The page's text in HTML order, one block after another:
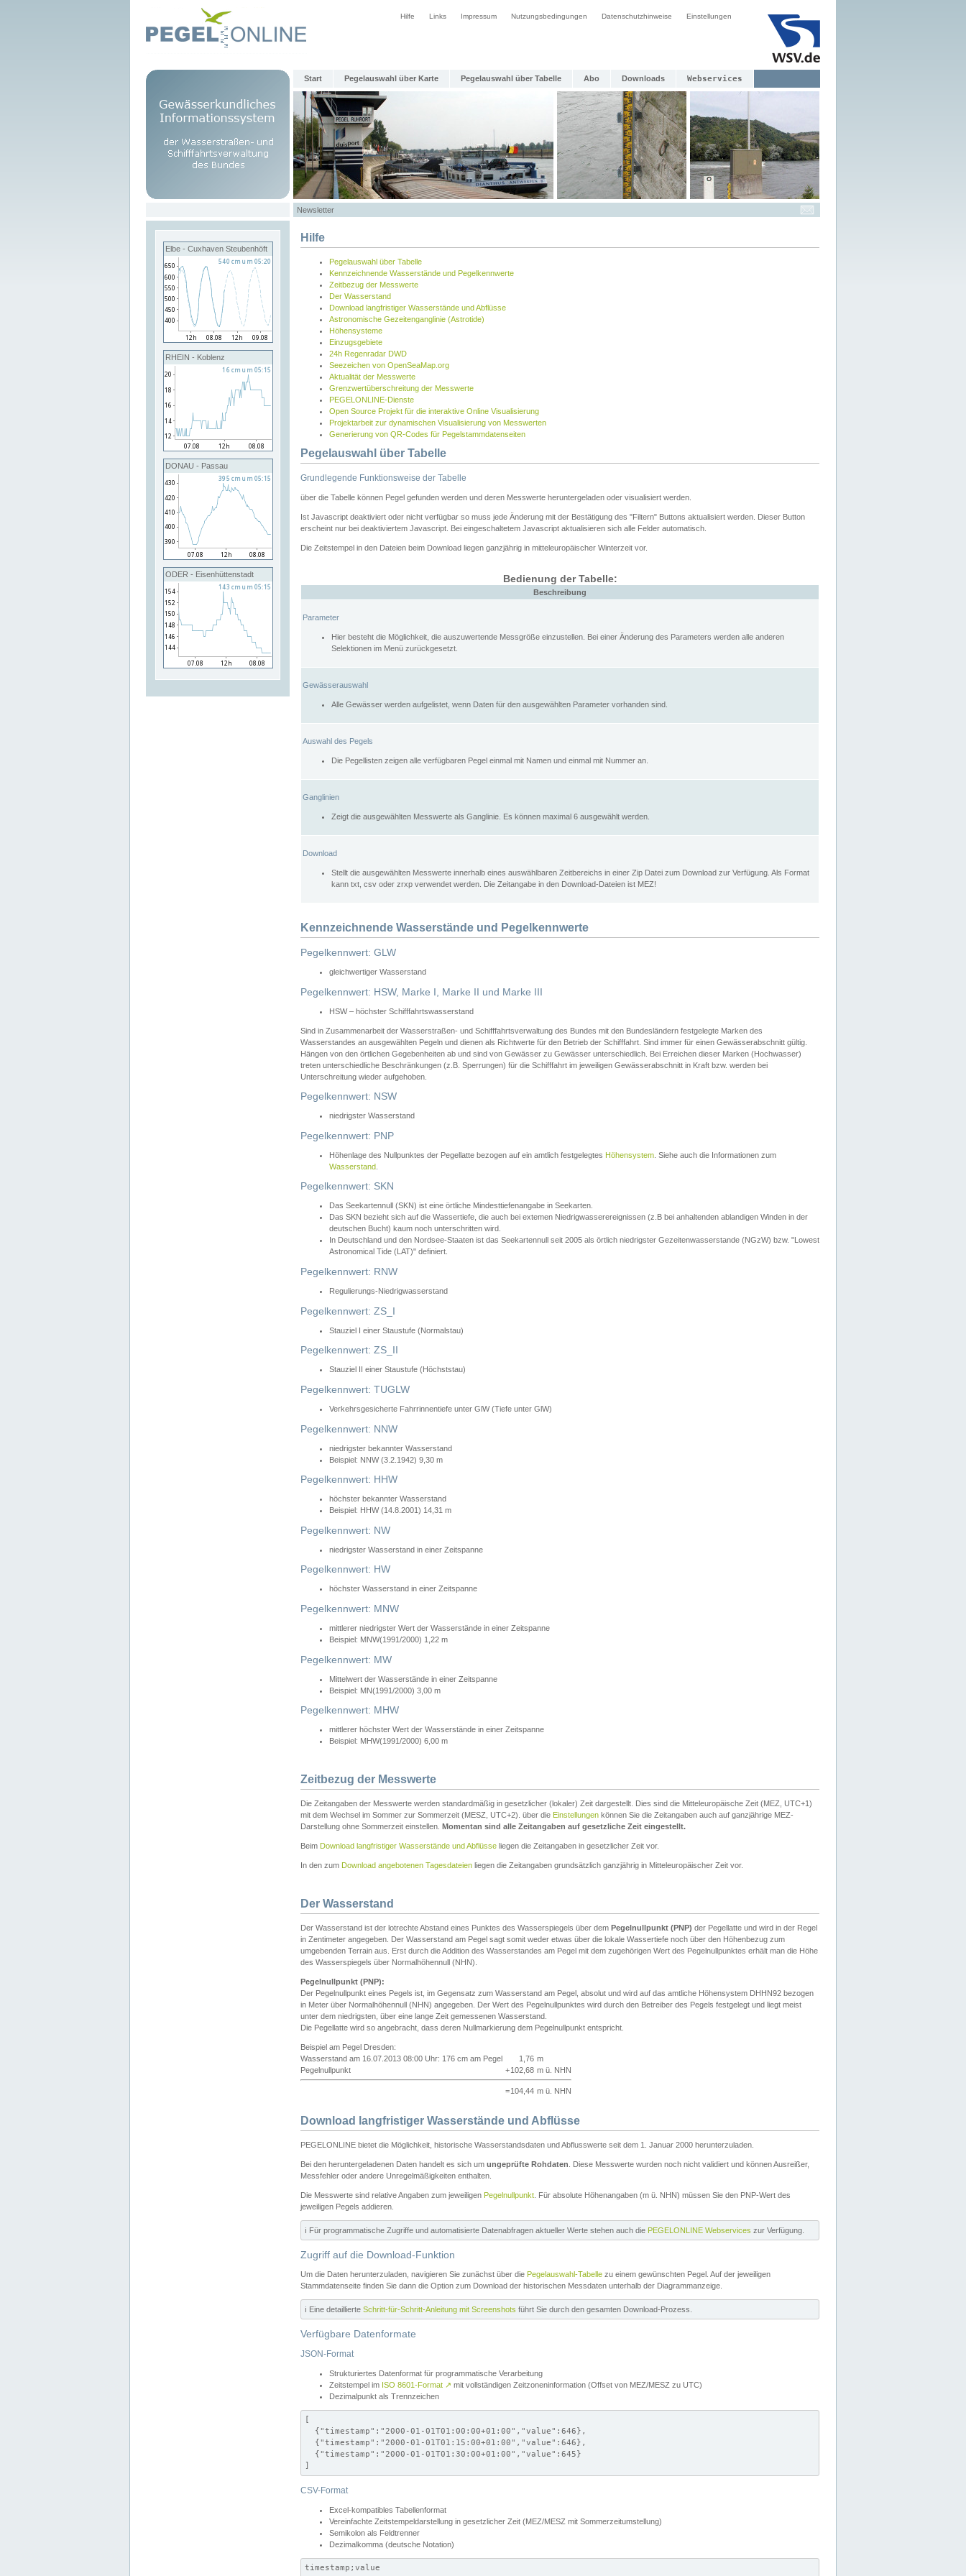
Hilfe Links Impressum Nutzungsbedingungen Datenschutzhinweise Einstellungen
Start Pegelauswahl über Karte Pegelauswahl über Tabelle Abo Downloads Webservices
Newsletter
Elbe - Cuxhaven Steubenhöft
RHEIN - Koblenz
DONAU - Passau
ODER - Eisenhüttenstadt
Hilfe
Pegelauswahl über Tabelle
Kennzeichnende Wasserstände und Pegelkennwerte
Zeitbezug der Messwerte
Der Wasserstand
Download langfristiger Wasserstände und Abflüsse
Astronomische Gezeitenganglinie (Astrotide)
Höhensysteme
Einzugsgebiete
24h Regenradar DWD
Seezeichen von OpenSeaMap.org
Aktualität der Messwerte
Grenzwertüberschreitung der Messwerte
PEGELONLINE-Dienste
Open Source Projekt für die interaktive Online Visualisierung
Projektarbeit zur dynamischen Visualisierung von Messwerten
Generierung von QR-Codes für Pegelstammdatenseiten
Pegelauswahl über Tabelle
Grundlegende Funktionsweise der Tabelle
über die Tabelle können Pegel gefunden werden und deren Messwerte heruntergeladen oder visualisiert werden.
Ist Javascript deaktiviert oder nicht verfügbar so muss jede Änderung mit der Bestätigung des "Filtern" Buttons aktualisiert werden. Dieser Button
erscheint nur bei deaktiviertem Javascript. Bei eingeschaltetem Javascript aktualisieren sich alle Felder automatisch.
Die Zeitstempel in den Dateien beim Download liegen ganzjährig in mitteleuropäischer Winterzeit vor.
Bedienung der Tabelle:
Beschreibung
Parameter
Hier besteht die Möglichkeit, die auszuwertende Messgröße einzustellen. Bei einer Änderung des Parameters werden alle anderen
Selektionen im Menü zurückgesetzt.
Gewässerauswahl
Alle Gewässer werden aufgelistet, wenn Daten für den ausgewählten Parameter vorhanden sind.
Auswahl des Pegels
Die Pegellisten zeigen alle verfügbaren Pegel einmal mit Namen und einmal mit Nummer an.
Ganglinien
Zeigt die ausgewählten Messwerte als Ganglinie. Es können maximal 6 ausgewählt werden.
Download
Stellt die ausgewählten Messwerte innerhalb eines auswählbaren Zeitbereichs in einer Zip Datei zum Download zur Verfügung. Als Format
kann txt, csv oder zrxp verwendet werden. Die Zeitangabe in den Download-Dateien ist MEZ!
Kennzeichnende Wasserstände und Pegelkennwerte
Pegelkennwert: GLW
gleichwertiger Wasserstand
Pegelkennwert: HSW, Marke I, Marke II und Marke III
HSW – höchster Schifffahrtswasserstand
Sind in Zusammenarbeit der Wasserstraßen- und Schifffahrtsverwaltung des Bundes mit den Bundesländern festgelegte Marken des
Wasserstandes an ausgewählten Pegeln und dienen als Richtwerte für den Betrieb der Schifffahrt. Sind immer für einen Gewässerabschnitt gültig.
Hängen von den örtlichen Gegebenheiten ab und sind von Gewässer zu Gewässer unterschiedlich. Bei Erreichen dieser Marken (Hochwasser)
treten unterschiedliche Beschränkungen (z.B. Sperrungen) für die Schifffahrt im jeweiligen Gewässerabschnitt in Kraft bzw. werden bei
Unterschreitung wieder aufgehoben.
Pegelkennwert: NSW
niedrigster Wasserstand
Pegelkennwert: PNP
Höhenlage des Nullpunktes der Pegellatte bezogen auf ein amtlich festgelegtes Höhensystem . Siehe auch die Informationen zum
Wasserstand
Pegelkennwert: SKN
Das Seekartennull (SKN) ist eine örtliche Mindesttiefenangabe in Seekarten.
Das SKN bezieht sich auf die Wassertiefe, die auch bei extemen Niedrigwasserereignissen (z.B bei anhaltenden ablandigen Winden in der
deutschen Bucht) kaum noch unterschritten wird.
In Deutschland und den Nordsee-Staaten ist das Seekartennull seit 2005 als örtlich niedrigster Gezeitenwasserstande (NGzW) bzw. "Lowest
Astronomical Tide (LAT)" definiert.
Pegelkennwert: RNW
Regulierungs-Niedrigwasserstand
Pegelkennwert: ZS_I
Stauziel I einer Staustufe (Normalstau)
Pegelkennwert: ZS_II
Stauziel II einer Staustufe (Höchststau)
Pegelkennwert: TUGLW
Verkehrsgesicherte Fahrrinnentiefe unter GlW (Tiefe unter GlW)
Pegelkennwert: NNW
niedrigster bekannter Wasserstand
Beispiel: NNW (3.2.1942) 9,30 m
Pegelkennwert: HHW
höchster bekannter Wasserstand
Beispiel: HHW (14.8.2001) 14,31 m
Pegelkennwert: NW
niedrigster Wasserstand in einer Zeitspanne
Pegelkennwert: HW
höchster Wasserstand in einer Zeitspanne
Pegelkennwert: MNW
mittlerer niedrigster Wert der Wasserstände in einer Zeitspanne
Beispiel: MNW(1991/2000) 1,22 m
Pegelkennwert: MW
Mittelwert der Wasserstände in einer Zeitspanne
Beispiel: MN(1991/2000) 3,00 m
Pegelkennwert: MHW
mittlerer höchster Wert der Wasserstände in einer Zeitspanne
Beispiel: MHW(1991/2000) 6,00 m
Zeitbezug der Messwerte
Die Zeitangaben der Messwerte werden standardmäßig in gesetzlicher (lokaler) Zeit dargestellt. Dies sind die Mitteleuropäische Zeit (MEZ, UTC+1)
mit dem Wechsel im Sommer zur Sommerzeit (MESZ, UTC+2). über die Einstellungen können Sie die Zeitangaben auch auf ganzjährige MEZ-
Darstellung ohne Sommerzeit einstellen. Momentan sind alle Zeitangaben auf gesetzliche Zeit eingestellt.
Beim Download langfristiger Wasserstände und Abflüsse liegen die Zeitangaben in gesetzlicher Zeit vor.
In den zum Download angebotenen Tagesdateien liegen die Zeitangaben grundsätzlich ganzjährig in Mitteleuropäischer Zeit vor.
Der Wasserstand
Der Wasserstand ist der lotrechte Abstand eines Punktes des Wasserspiegels über dem Pegelnullpunkt (PNP) der Pegellatte und wird in der Regel
in Zentimeter angegeben. Der Wasserstand am Pegel sagt somit weder etwas über die lokale Wassertiefe noch über den Höhenbezug zum
umgebenden Terrain aus. Erst durch die Addition des Wasserstandes am Pegel mit dem zugehörigen Wert des Pegelnullpunktes erhält man die Höhe
des Wasserspiegels über Normalhöhennull (NHN).
Pegelnullpunkt (PNP):
Der Pegelnullpunkt eines Pegels ist, im Gegensatz zum Wasserstand am Pegel, absolut und wird auf das amtliche Höhensystem DHHN92 bezogen
in Meter über Normalhöhennull (NHN) angegeben. Der Wert des Pegelnullpunktes wird durch den Betreiber des Pegels festgelegt und liegt meist
unter dem niedrigsten, über eine lange Zeit gemessenen Wasserstand.
Die Pegellatte wird so angebracht, dass deren Nullmarkierung dem Pegelnullpunkt entspricht.
Beispiel am Pegel Dresden:
Wasserstand am 16.07.2013 08:00 Uhr: 176 cm am Pegel
1,76 m
Pegelnullpunkt
+102,68 m ü. NHN
=104,44 m ü. NHN
Download langfristiger Wasserstände und Abflüsse
PEGELONLINE bietet die Möglichkeit, historische Wasserstandsdaten und Abflusswerte seit dem 1. Januar 2000 herunterzuladen.
Bei den heruntergeladenen Daten handelt es sich um ungeprüfte Rohdaten . Diese Messwerte wurden noch nicht validiert und können Ausreißer,
Messfehler oder andere Unregelmäßigkeiten enthalten.
Die Messwerte sind relative Angaben zum jeweiligen Pegelnullpunkt . Für absolute Höhenangaben (m ü. NHN) müssen Sie den PNP-Wert des
jeweiligen Pegels addieren.
ℹ️ Für programmatische Zugriffe und automatisierte Datenabfragen aktueller Werte stehen auch die PEGELONLINE Webservices zur Verfügung.
Zugriff auf die Download-Funktion
Um die Daten herunterzuladen, navigieren Sie zunächst über die Pegelauswahl-Tabelle zu einem gewünschten Pegel. Auf der jeweiligen
Stammdatenseite finden Sie dann die Option zum Download der historischen Messdaten unterhalb der Diagrammanzeige.
ℹ️ Eine detaillierte Schritt-für-Schritt-Anleitung mit Screenshots führt Sie durch den gesamten Download-Prozess.
Verfügbare Datenformate
JSON-Format
Strukturiertes Datenformat für programmatische Verarbeitung
Zeitstempel im ISO 8601-Format ↗ mit vollständigen Zeitzoneninformation (Offset von MEZ/MESZ zu UTC)
Dezimalpunkt als Trennzeichen
[
  {"timestamp":"2000-01-01T01:00:00+01:00","value":646},
  {"timestamp":"2000-01-01T01:15:00+01:00","value":646},
  {"timestamp":"2000-01-01T01:30:00+01:00","value":645}
]
CSV-Format
Excel-kompatibles Tabellenformat
Vereinfachte Zeitstempeldarstellung in gesetzlicher Zeit (MEZ/MESZ mit Sommerzeitumstellung)
Semikolon als Feldtrenner
Dezimalkomma (deutsche Notation)
timestamp;value